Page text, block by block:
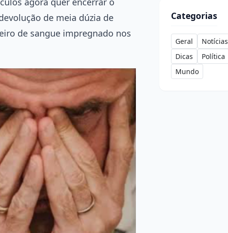
de meia dúzia de
de sangue impregnado nos
Categorias
Geral Notícias
Dicas
Política
Mundo